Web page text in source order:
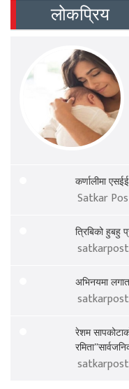
लोकप्रिय
कर्णालीमा एसईई
Satkar
त्रिबिको हुबहु
satkarpost
अभिनयमा
satkarpost
रेशम
satkarpost